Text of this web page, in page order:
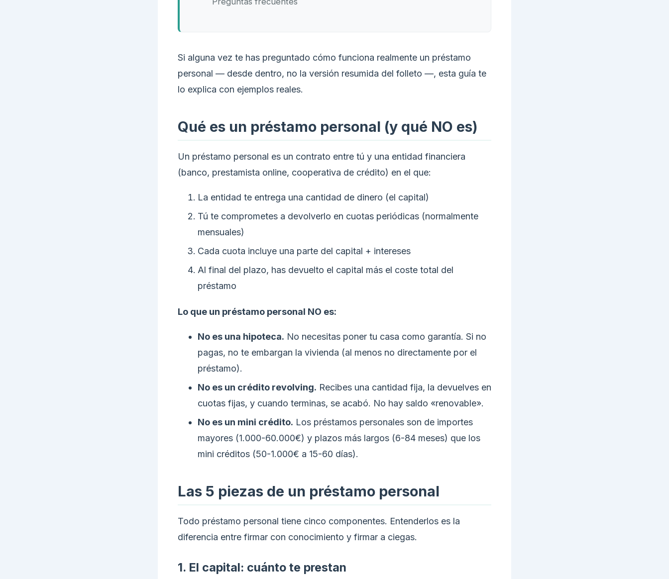
Si alguna vez te has preguntado cómo funciona realmente un préstamo
personal — desde dentro, no la versión resumida del folleto —, esta guía te
lo explica con ejemplos reales.
Qué es un préstamo personal (y qué NO es)
Un préstamo personal es un contrato entre tú y una entidad financiera
(banco, prestamista online, cooperativa de crédito) en el que:
La entidad te entrega una cantidad de dinero (el capital)
Tú te comprometes a devolverlo en cuotas periódicas (normalmente
mensuales)
Cada cuota incluye una parte del capital + intereses
Al final del plazo, has devuelto el capital más el coste total del
préstamo
Lo que un préstamo personal NO es:
No es una hipoteca. No necesitas poner tu casa como garantía. Si no
pagas, no te embargan la vivienda (al menos no directamente por el
préstamo).
No es un crédito revolving. Recibes una cantidad fija, la devuelves en
cuotas fijas, y cuando terminas, se acabó. No hay saldo «renovable».
No es un mini crédito. Los préstamos personales son de importes
mayores (1.000-60.000€) y plazos más largos (6-84 meses) que los
mini créditos (50-1.000€ a 15-60 días).
Las 5 piezas de un préstamo personal
Todo préstamo personal tiene cinco componentes. Entenderlos es la
diferencia entre firmar con conocimiento y firmar a ciegas.
1. El capital: cuánto te prestan